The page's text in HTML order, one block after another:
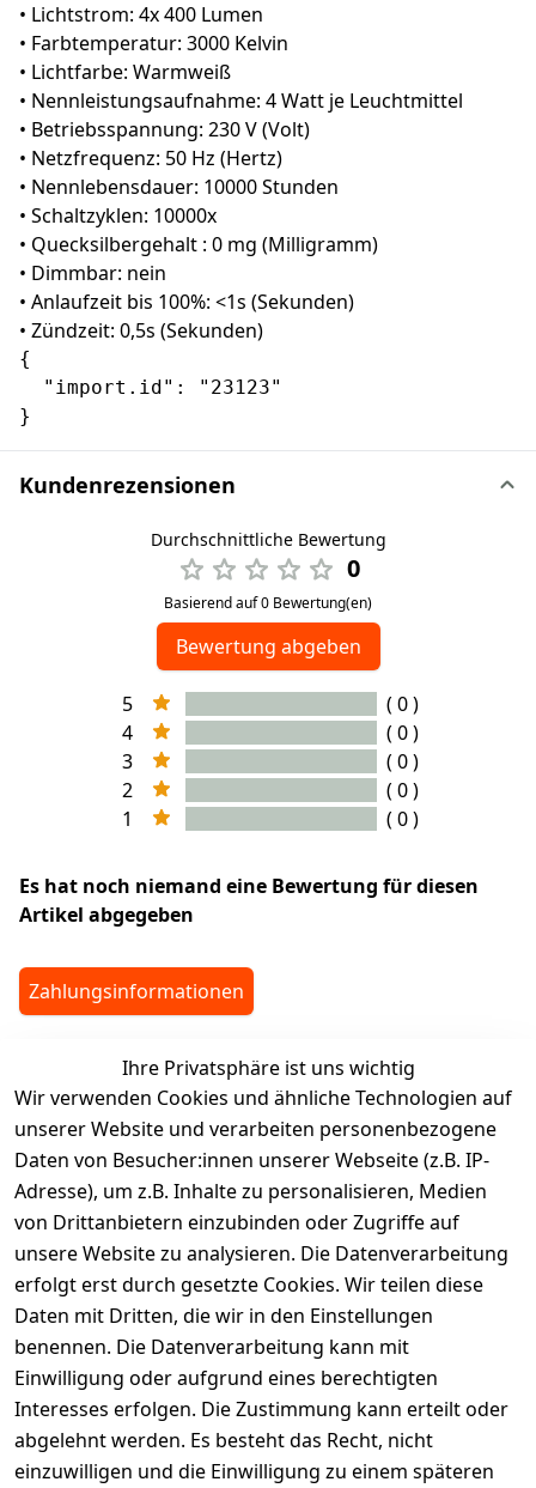
• Lichtstrom: 4x 400 Lumen
• Farbtemperatur: 3000 Kelvin
• Lichtfarbe: Warmweiß
• Nennleistungsaufnahme: 4 Watt je Leuchtmittel
• Betriebsspannung: 230 V (Volt)
• Netzfrequenz: 50 Hz (Hertz)
• Nennlebensdauer: 10000 Stunden
• Schaltzyklen: 10000x
• Quecksilbergehalt : 0 mg (Milligramm)
• Dimmbar: nein
• Anlaufzeit bis 100%: <1s (Sekunden)
• Zündzeit: 0,5s (Sekunden)
{
  "import.id": "23123"
}
Kundenrezensionen
Durchschnittliche Bewertung
0
Basierend auf 0 Bewertung(en)
Bewertung abgeben
5
( 0 )
4
( 0 )
3
( 0 )
2
( 0 )
1
( 0 )
Es hat noch niemand eine Bewertung für diesen
Artikel abgegeben
Zahlungsinformationen
legalDetails
Ihre Privatsphäre ist uns wichtig
Wir verwenden Cookies und ähnliche Technologien auf
unserer Website und verarbeiten personenbezogene
Daten von Besucher:innen unserer Webseite (z.B. IP-
Adresse), um z.B. Inhalte zu personalisieren, Medien
von Drittanbietern einzubinden oder Zugriffe auf
unsere Website zu analysieren. Die Datenverarbeitung
erfolgt erst durch gesetzte Cookies. Wir teilen diese
Daten mit Dritten, die wir in den Einstellungen
benennen. Die Datenverarbeitung kann mit
Einwilligung oder aufgrund eines berechtigten
Interesses erfolgen. Die Zustimmung kann erteilt oder
abgelehnt werden. Es besteht das Recht, nicht
einzuwilligen und die Einwilligung zu einem späteren
Rechtliches
AGB
Impressum
Datenschutze
rklärung
Barrierefreihe
itserklärung
Widerrufsrec
Services
Kontakt
Registrieren
Retourenpo
rtal